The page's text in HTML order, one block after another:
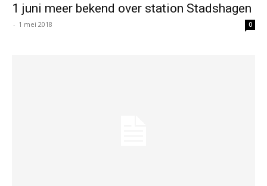
1 juni meer bekend over station Stadshagen
- 1 mei 2018 0